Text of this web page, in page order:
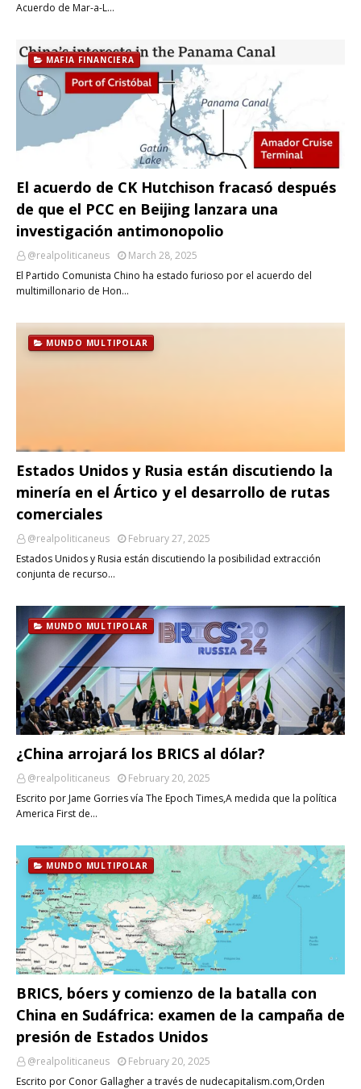
Acuerdo de Mar-a-L…
MAFIA FINANCIERA
El acuerdo de CK Hutchison fracasó después
de que el PCC en Beijing lanzara una
investigación antimonopolio
@realpoliticaneus
March 28, 2025
El Partido Comunista Chino ha estado furioso por el acuerdo del
multimillonario de Hon…
MUNDO MULTIPOLAR
Estados Unidos y Rusia están discutiendo la
minería en el Ártico y el desarrollo de rutas
comerciales
@realpoliticaneus
February 27, 2025
Estados Unidos y Rusia están discutiendo la posibilidad extracción
conjunta de recurso…
MUNDO MULTIPOLAR
¿China arrojará los BRICS al dólar?
@realpoliticaneus
February 20, 2025
Escrito por Jame Gorries vía The Epoch Times,A medida que la política
America First de…
MUNDO MULTIPOLAR
BRICS, bóers y comienzo de la batalla con
China en Sudáfrica: examen de la campaña de
presión de Estados Unidos
@realpoliticaneus
February 20, 2025
Escrito por Conor Gallagher a través de nudecapitalism.com,Orden